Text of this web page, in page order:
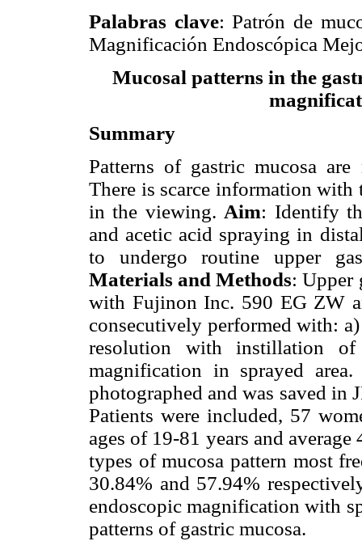
Palabras clave: Patrón de
Magnificación Endoscópica
Mucosal patterns in the
Summary
Patterns of gastric mucosa
There is scarce information
in the viewing. Aim: Identify
and acetic acid spraying in
to undergo routine upper
Materials and Methods: Upper
with Fujinon Inc. 590 EG ZW
consecutively performed with:
resolution with instillation
magnification in sprayed
photographed and was saved in
Patients were included, 57
ages of 19-81 years and
types of mucosa pattern most
30.84% and 57.94%
endoscopic magnification with
patterns of gastric mucosa.